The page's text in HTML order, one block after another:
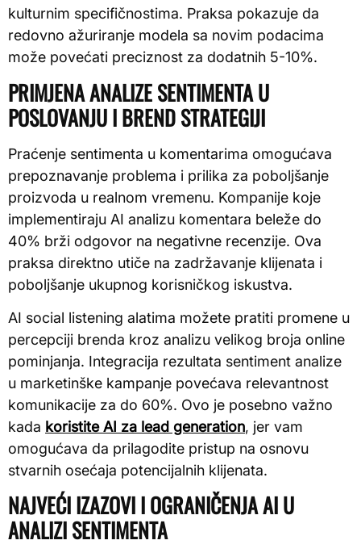
kulturnim specifičnostima. Praksa pokazuje da
redovno ažuriranje modela sa novim podacima
može povećati preciznost za dodatnih 5-10%.
PRIMJENA ANALIZE SENTIMENTA U
POSLOVANJU I BREND STRATEGIJI
Praćenje sentimenta u komentarima omogućava
prepoznavanje problema i prilika za poboljšanje
proizvoda u realnom vremenu. Kompanije koje
implementiraju AI analizu komentara beleže do
40% brži odgovor na negativne recenzije. Ova
praksa direktno utiče na zadržavanje klijenata i
poboljšanje ukupnog korisničkog iskustva.
AI social listening alatima možete pratiti promene u
percepciji brenda kroz analizu velikog broja online
pominjanja. Integracija rezultata sentiment analize
u marketinške kampanje povećava relevantnost
komunikacije za do 60%. Ovo je posebno važno
kada koristite AI za lead generation, jer vam
omogućava da prilagodite pristup na osnovu
stvarnih osećaja potencijalnih klijenata.
NAJVEĆI IZAZOVI I OGRANIČENJA AI U
ANALIZI SENTIMENTA